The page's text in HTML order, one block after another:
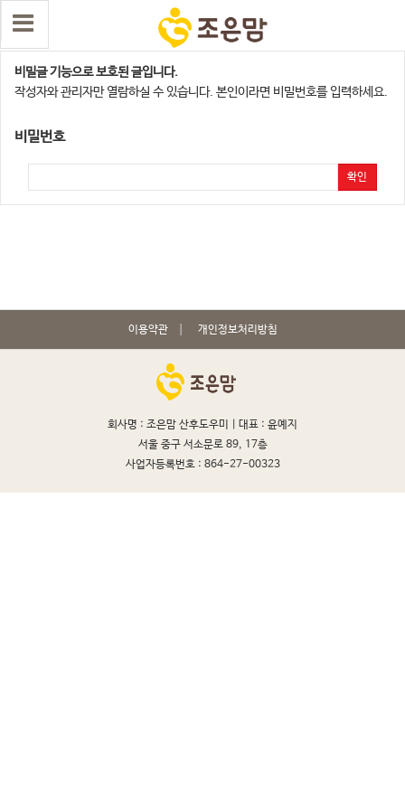
오산지사
비밀글 기능으로 보호된 글입니다.
작성자와 관리자만 열람하실 수 있습니다. 본인이라면 비밀번호를 입력하세요.
비밀번호
확인
이용약관 개인정보처리방침
회사명 : 조은맘 산후도우미 | 대표 : 윤예지
서울 중구 서소문로 89, 17층
사업자등록번호 : 864-27-00323